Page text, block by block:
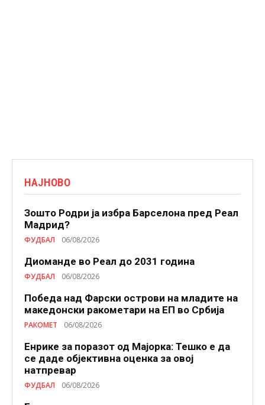
НАЈНОВО
Зошто Родри ја избра Барселона пред Реал
Мадрид?
ФУДБАЛ 06/08/2026
Диоманде во Реал до 2031 година
ФУДБАЛ 06/08/2026
Победа над Фарски острови на младите на
македонски ракометари на ЕП во Србија
РАКОМЕТ 06/08/2026
Енрике за поразот од Мајорка: Тешко е да
се даде објективна оценка за овој
натпревар
ФУДБАЛ 06/08/2026